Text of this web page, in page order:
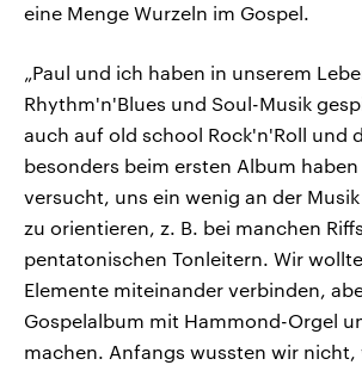
eine Menge Wurzeln im Gospel.
„Paul und ich haben in unserem
Rhythm'n'Blues und Soul-Musik
auch auf old school Rock'n'Roll und
besonders beim ersten Album
versucht, uns ein wenig an der
zu orientieren, z. B. bei manchen
pentatonischen Tonleitern. Wir
Elemente miteinander verbinden,
Gospelalbum mit Hammond-Orgel
machen. Anfangs wussten wir nicht,